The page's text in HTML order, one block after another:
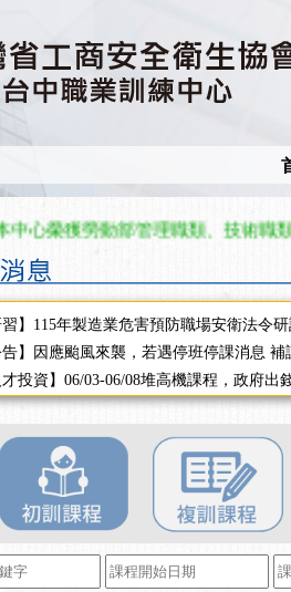
榮獲勞動部管理職類、技術職類單
告】因應颱風來襲，若遇停班停課消息
】2026年，課程意見蒐集~
】SDS格式百百種？專業講師帶您判斷
告】因應颱風來襲，若遇停班停課消息
】颱風假114/07/07停班停課
】～～前導課程看這邊推出囉～～
程】要怎麼進修自我？課程百百種選擇好
體製造安全主任」、「隧道等襯砌作業
】碳中和核心職能系列課程資訊
習】115年製造業危害預防職場安衛法令
告】因應颱風來襲，若遇停班停課消息
才投資】06/03-06/08堆高機課程，政府
評估人員】開課囉
】颱風假11/12停班停課
告】因應颱風來襲，若遇停班停課消息
程】2026年，課程意見蒐集~
】SDS格式百百種？專業講師帶您判斷
】因應颱風來襲，若遇停班停課消息 補
】颱風假114/07/07停班停課